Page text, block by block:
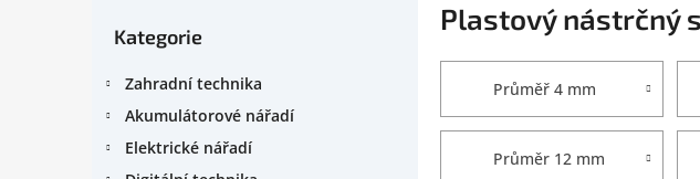
Přeskočit
Kategorie
Zahradní technika
Akumulátorové nářadí
Elektrické nářadí
Plastový nástrčný
Průměř 4 mm
Průměr 12 mm